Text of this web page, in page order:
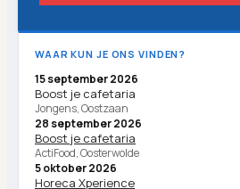
WAAR KUN JE ONS VINDEN?
15 september 2026
Boost je cafetaria
Jongens, Oostzaan
28 september 2026
Boost je cafetaria
ActiFood, Oosterwolde
5 oktober 2026
Horeca Xperience